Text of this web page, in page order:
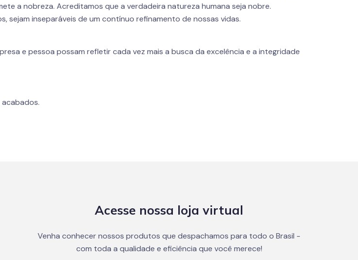
a nobreza. Acreditamos que a verdadeira natureza humana seja nobre.
sejam inseparáveis de um contínuo refinamento de nossas vidas.
e pessoa possam refletir cada vez mais a busca da excelência e a integridade
Acesse nossa loja virtual
Venha conhecer nossos produtos que despachamos para todo o Brasil -
com toda a qualidade e eficiência que você merece!